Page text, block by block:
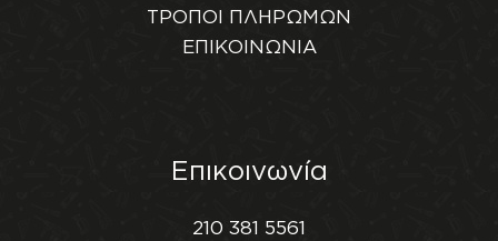
ΤΡΟΠΟΙ ΠΛΗΡΩΜΩΝ
ΕΠΙΚΟΙΝΩΝΙΑ
Επικοινωνία
210 381 5561